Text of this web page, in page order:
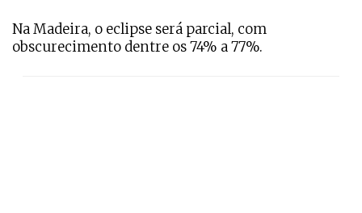
Na Madeira, o eclipse será parcial, com
obscurecimento dentre os 74% a 77%.